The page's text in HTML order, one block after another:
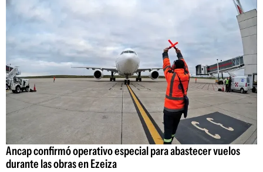
Ancap confirmó operativo especial para abastecer vuelos
durante las obras en Ezeiza